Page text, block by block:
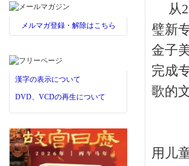
メルマガ登録・解除はこちら
漢字の表示について
DVD、VCDの再生について
从
璧新
金子
完成
歌的
金
用儿